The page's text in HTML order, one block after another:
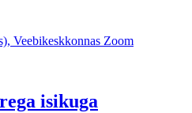
Veebikeskkonnas Zoom
isikuga